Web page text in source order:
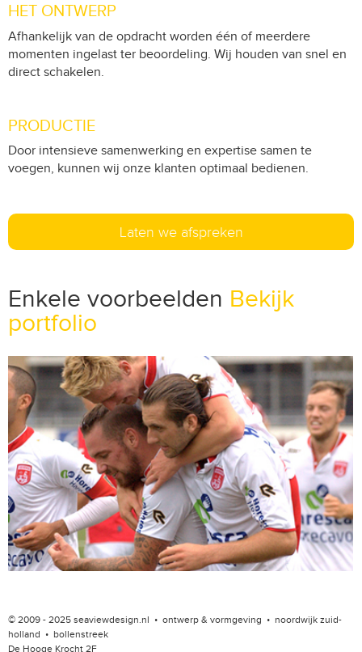
HET ONTWERP
Afhankelijk van de opdracht worden één of meerdere
momenten ingelast ter beoordeling. Wij houden van snel en
direct schakelen.
PRODUCTIE
Door intensieve samenwerking en expertise samen te
voegen, kunnen wij onze klanten optimaal bedienen.
Laten we afspreken
Enkele voorbeelden Bekijk
portfolio
© 2009 - 2025 seaviewdesign.nl • ontwerp & vormgeving • noordwijk zuid-
holland • bollenstreek
De Hooge Krocht 2F